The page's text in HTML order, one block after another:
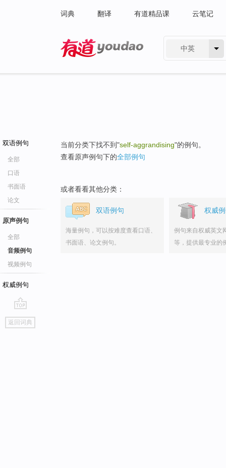
词典 翻译 有道精品课 云笔记
中英
双语例句
全部
口语
书面语
论文
原声例句
全部
音频例句
视频例句
权威例句
go
top
返回词典
当前分类下找不到"self-aggrandising"的例句。
查看原声例句下的全部例句
或者看看其他分类：
双语例句
海量例句，可以按难度查看口语、
书面语、论文例句。
权威
例句来自权威英文
等，提供最专业的